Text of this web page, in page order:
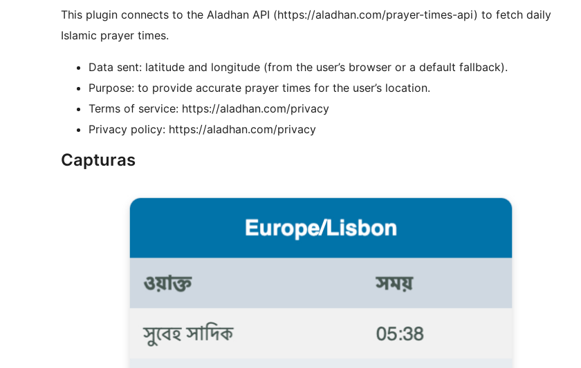
This plugin connects to the Aladhan API (https://aladhan.com/prayer-times-api) to fetch daily
Islamic prayer times.
Data sent: latitude and longitude (from the user’s browser or a default fallback).
Purpose: to provide accurate prayer times for the user’s location.
Terms of service: https://aladhan.com/privacy
Privacy policy: https://aladhan.com/privacy
Capturas